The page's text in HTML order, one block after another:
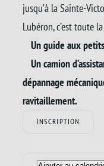
jusqu’à la Sainte-
Lubéron, c’est toute
Un guide aux
Un camion
dépannage
ravitaillement.
INSCRIPTION